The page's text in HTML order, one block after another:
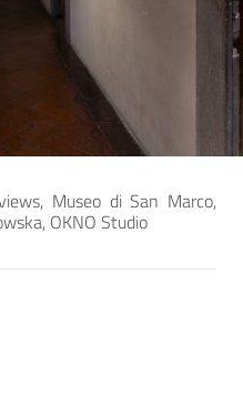
Museo di San Marco,
OKNO Studio